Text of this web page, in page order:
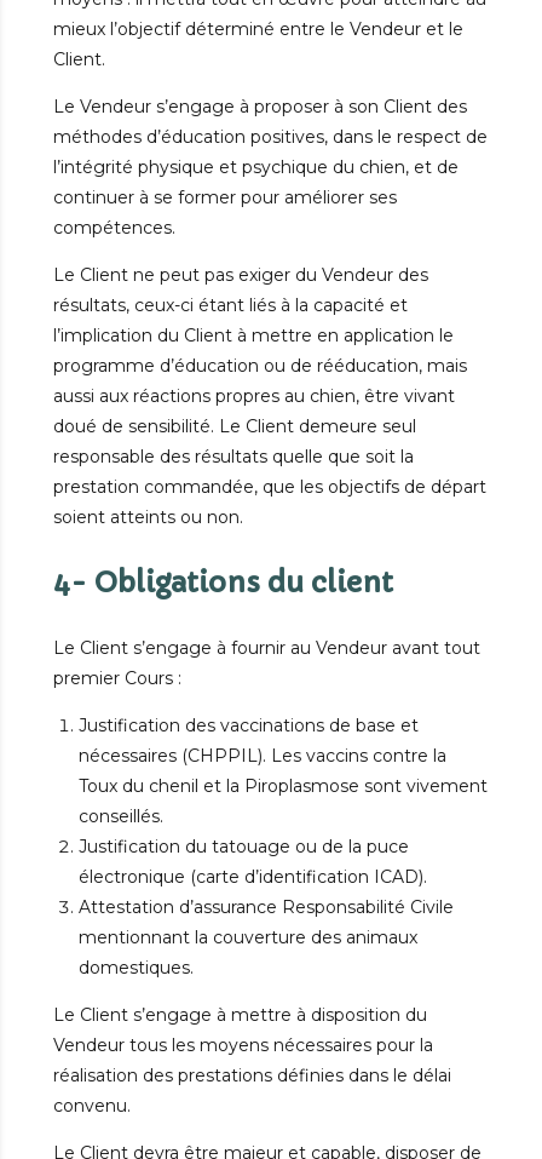
mieux l’objectif déterminé entre le Vendeur et le
Client.
Le Vendeur s’engage à proposer à son Client des
méthodes d’éducation positives, dans le respect de
l’intégrité physique et psychique du chien, et de
continuer à se former pour améliorer ses
compétences.
Le Client ne peut pas exiger du Vendeur des
résultats, ceux-ci étant liés à la capacité et
l’implication du Client à mettre en application le
programme d’éducation ou de rééducation, mais
aussi aux réactions propres au chien, être vivant
doué de sensibilité. Le Client demeure seul
responsable des résultats quelle que soit la
prestation commandée, que les objectifs de départ
soient atteints ou non.
4- Obligations du client
Le Client s’engage à fournir au Vendeur avant tout
premier Cours :
Justification des vaccinations de base et
nécessaires (CHPPIL). Les vaccins contre la
Toux du chenil et la Piroplasmose sont vivement
conseillés.
Justification du tatouage ou de la puce
électronique (carte d’identification ICAD).
Attestation d’assurance Responsabilité Civile
mentionnant la couverture des animaux
domestiques.
Le Client s’engage à mettre à disposition du
Vendeur tous les moyens nécessaires pour la
réalisation des prestations définies dans le délai
convenu.
Le Client devra être majeur et capable, disposer de